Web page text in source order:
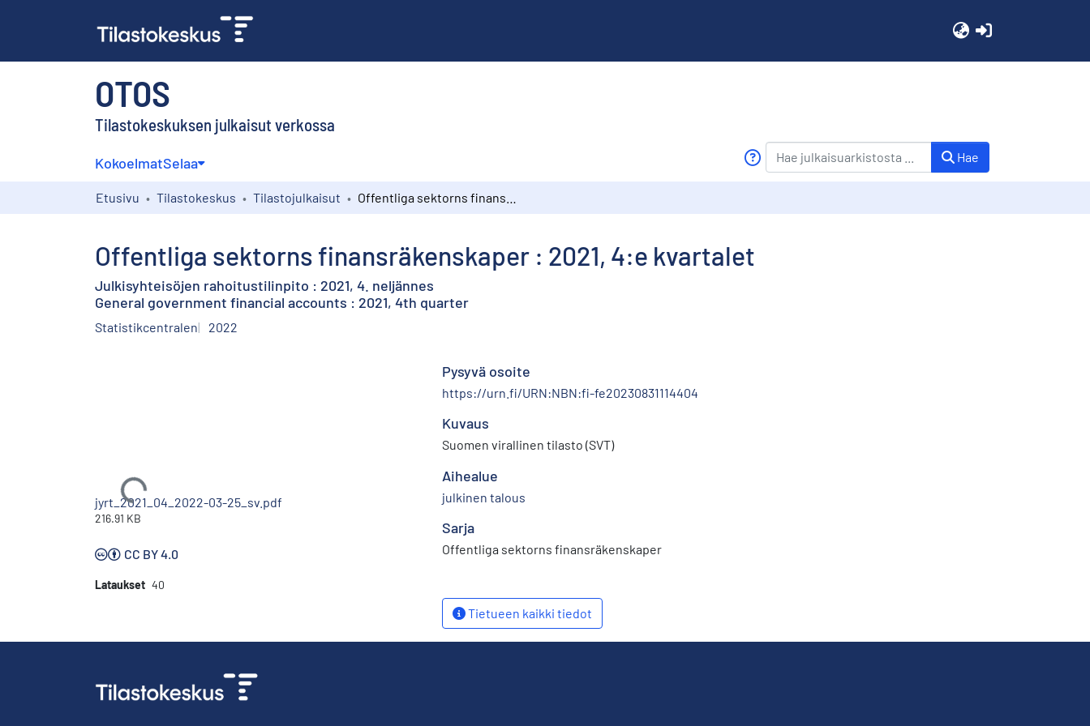
OTOS
Tilastokeskuksen julkaisut verkossa
KokoelmatSelaa Hae
Etusivu Tilastokeskus Tilastojulkaisut
Offentliga sektorns finansräkenskaper : 2021, 4:e kvartalet
Julkisyhteisöjen rahoitustilinpito : 2021, 4. neljännes
General government financial accounts : 2021, 4th quarter
Statistikcentralen 2022
Ladataan...
jyrt_2021_04_2022-03-25_sv.pdf
216.91 KB
CC BY 4.0
Lataukset 40
Pysyvä osoite
https://urn.fi/URN:NBN:fi-fe20230831114404
Kuvaus
Suomen virallinen tilasto (SVT)
Aihealue
julkinen talous
Sarja
Offentliga sektorns finansräkenskaper
Tietueen kaikki tiedot